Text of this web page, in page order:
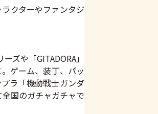
クターやファンタジ
ズや「GITADORA」
ゲーム、装丁、パッ
ラ「機動戦士ガンダ
国のガチャガチャで